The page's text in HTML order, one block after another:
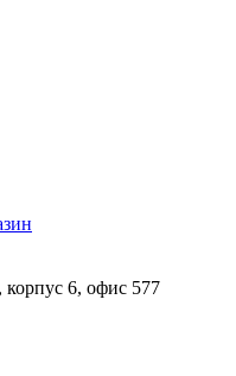
6, офис 577